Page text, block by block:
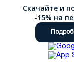
Скачайте и
-15% на